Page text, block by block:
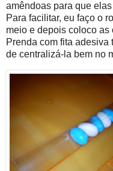
amêndoas para que
Para facilitar, eu faço o
meio e depois coloco as
Prenda com fita
de centralizá-la bem no